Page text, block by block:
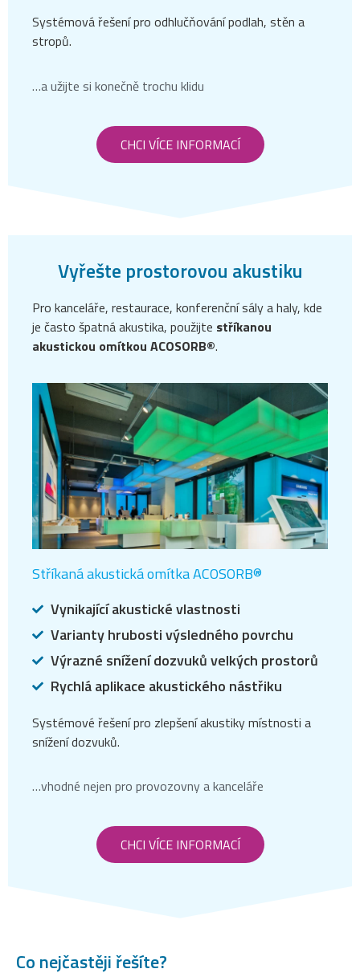
Systémová řešení pro odhlučňování podlah, stěn a
stropů.
…a užijte si konečně trochu klidu​
CHCI VÍCE INFORMACÍ
Vyřešte prostorovou akustiku
Pro kanceláře, restaurace, konferenční sály a haly, kde
je často špatná akustika, použijte stříkanou
akustickou omítkou ACOSORB®.
Stříkaná akustická omítka ACOSORB®
Vynikající akustické vlastnosti
Varianty hrubosti výsledného povrchu
Výrazné snížení dozvuků velkých prostorů
Rychlá aplikace akustického nástřiku
Systémové řešení pro zlepšení akustiky místnosti a
snížení dozvuků.
…vhodné nejen pro provozovny a kanceláře
CHCI VÍCE INFORMACÍ
Co nejčastěji řešíte?